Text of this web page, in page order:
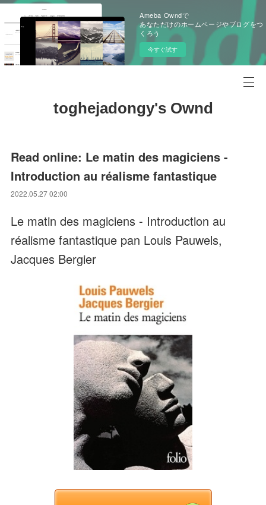
Ameba Owndで
あなただけのホームページやブログをつ
くろう
今すぐ試す
toghejadongy's Ownd
Read online: Le matin des magiciens -
Introduction au réalisme fantastique
2022.05.27 02:00
Le matin des magiciens - Introduction au
réalisme fantastique pan Louis Pauwels,
Jacques Bergier